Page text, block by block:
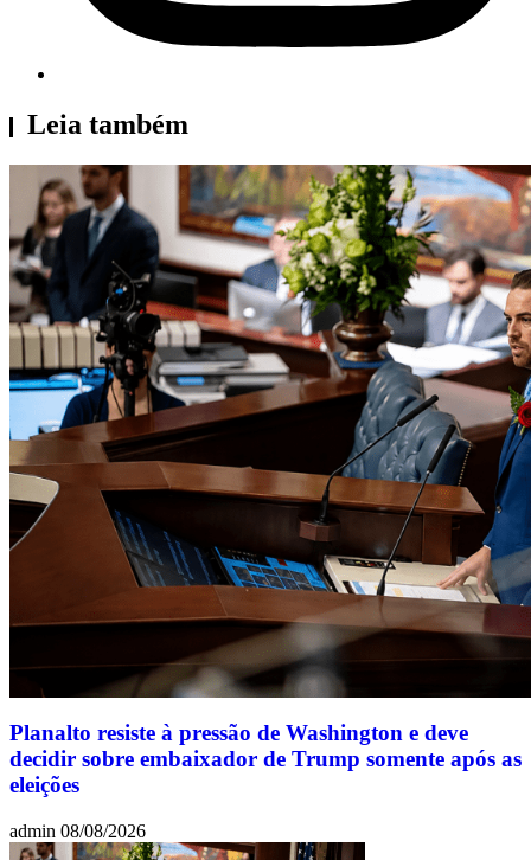
Leia também
Planalto resiste à pressão de Washington e deve
decidir sobre embaixador de Trump somente após as
eleições
admin 08/08/2026